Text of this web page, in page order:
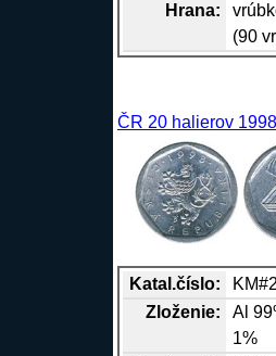
Hrana:
(90
ČR 20 halierov
Katal.číslo:
Zloženie:
Al
1%